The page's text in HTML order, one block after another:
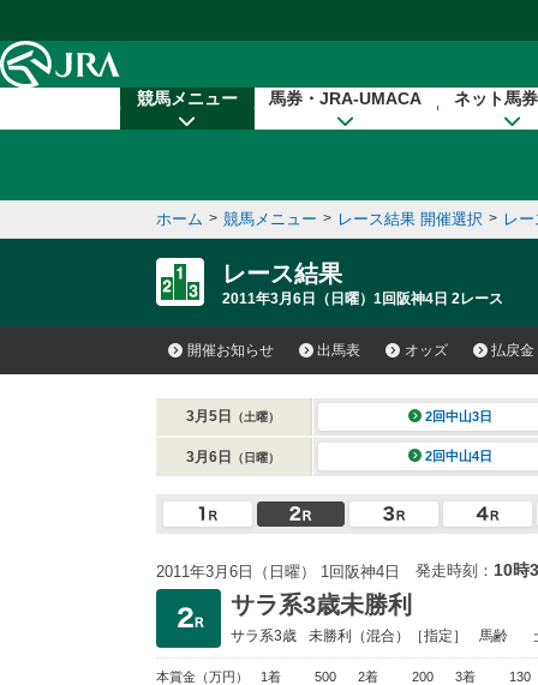
競馬メニュー 馬券・JRA-UMACA ネット馬
ホーム > 競馬メニュー > レース結果 開催選択 > レ
レース結果
2011年3月6日（日曜）1回阪神4日 2レース
開催お知らせ 出馬表 オッズ 払戻金
3月5日 （土曜） 2回中山3日
3月6日 （日曜） 2回中山4日
2011年3月6日（日曜） 1回阪神4日 発走時刻： 10時
サラ系3歳未勝利
サラ系3歳 未勝利 （混合）［指定］ 馬齢
本賞金 （万円） 1着 500 2着 200 3着 130